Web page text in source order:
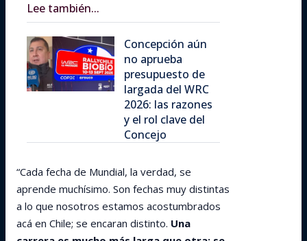
Lee también...
Concepción aún
no aprueba
presupuesto de
largada del WRC
2026: las razones
y el rol clave del
Concejo
“Cada fecha de Mundial, la verdad, se
aprende muchísimo. Son fechas muy distintas
a lo que nosotros estamos acostumbrados
acá en Chile; se encaran distinto. Una